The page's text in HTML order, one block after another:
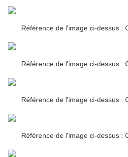
Référence de l'image ci-dessus :
Référence de l'image ci-dessus :
Référence de l'image ci-dessus :
Référence de l'image ci-dessus :